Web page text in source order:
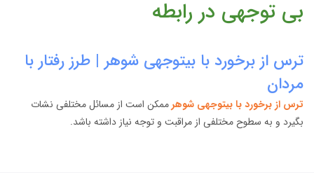
بی توجهی در رابطه
ترس از برخورد با بیتوجهی شوهر | طرز رفتار با
مردان
ترس از برخورد با بیتوجهی شوهرممکن است از مسائل مختلفی نشات
بگیرد و به سطوح مختلفی از مراقبت و توجه نیاز داشته باشد.